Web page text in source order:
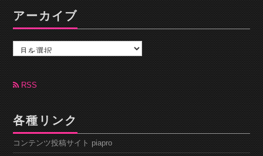
アーカイブ
カ
ブRSS
各種リンク
コンテンツ投稿サイト piapro